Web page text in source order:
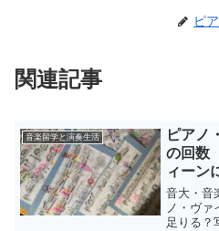
ピ
関連記事
音楽留学と演奏生活
ピアノ
の回数
ィーン
音大・音
ノ・ヴァ
足りる？